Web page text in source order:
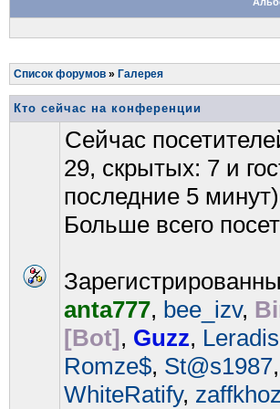
Список форумов » Галерея
Кто сейчас на конференции
Сейчас
29, скрытых: 7 и
последние 5 минут)
Больше всего
anta777, bee_izv,
[Bot], Guzz, Leradis
Romze$, St@s1987,
WhiteRatify, zaffkhoz